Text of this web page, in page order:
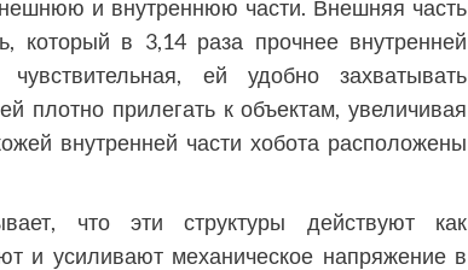
и внутреннюю части. Внешняя часть
который в 3,14 раза прочнее внутренней
ей удобно захватывать
плотно прилегать к объектам, увеличивая
внутренней части хобота расположены
что эти структуры действуют как
и усиливают механическое напряжение в